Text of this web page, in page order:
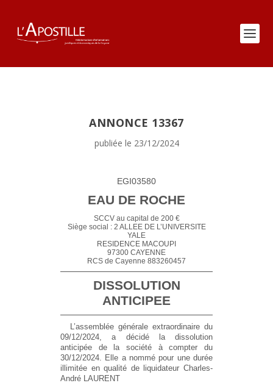
ANNONCE 13367
publiée le 23/12/2024
EGI03580
EAU DE ROCHE
SCCV au capital de 200 €
Siège social : 2 ALLEE DE L’UNIVERSITE
YALE
RESIDENCE MACOUPI
97300 CAYENNE
RCS de Cayenne 883260457
DISSOLUTION
ANTICIPEE
L’assemblée générale extraordinaire du
09/12/2024, a décidé la dissolution
anticipée de la société à compter du
30/12/2024. Elle a nommé pour une durée
illimitée en qualité de liquidateur Charles-
André LAURENT